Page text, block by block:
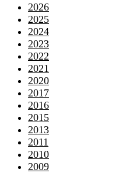
2026
2025
2024
2023
2022
2021
2020
2017
2016
2015
2013
2011
2010
2009